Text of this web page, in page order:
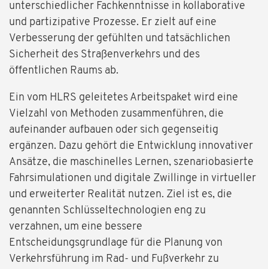
unterschiedlicher Fachkenntnisse in kollaborative
und partizipative Prozesse. Er zielt auf eine
Verbesserung der gefühlten und tatsächlichen
Sicherheit des Straßenverkehrs und des
öffentlichen Raums ab.
Ein vom HLRS geleitetes Arbeitspaket wird eine
Vielzahl von Methoden zusammenführen, die
aufeinander aufbauen oder sich gegenseitig
ergänzen. Dazu gehört die Entwicklung innovativer
Ansätze, die maschinelles Lernen, szenariobasierte
Fahrsimulationen und digitale Zwillinge in virtueller
und erweiterter Realität nutzen. Ziel ist es, die
genannten Schlüsseltechnologien eng zu
verzahnen, um eine bessere
Entscheidungsgrundlage für die Planung von
Verkehrsführung im Rad- und Fußverkehr zu